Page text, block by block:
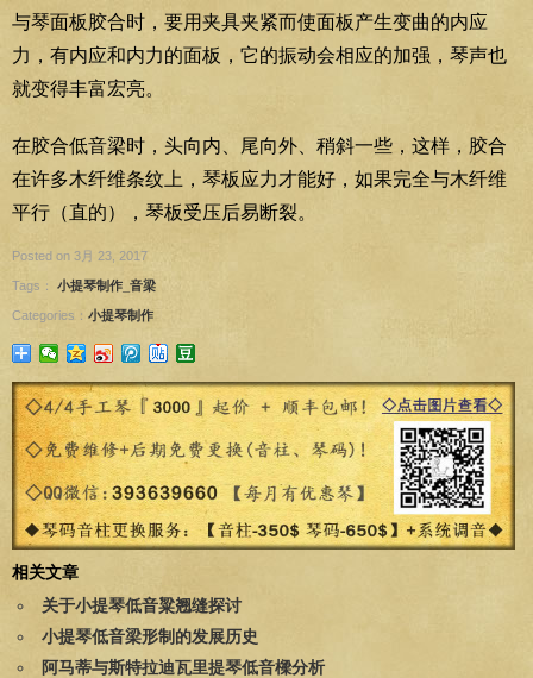
与琴面板胶合时，要用夹具夹紧而使面板产生变曲的内应
力，有内应和内力的面板，它的振动会相应的加强，琴声也
就变得丰富宏亮。
在胶合低音梁时，头向内、尾向外、稍斜一些，这样，胶合
在许多木纤维条纹上，琴板应力才能好，如果完全与木纤维
平行（直的），琴板受压后易断裂。
Posted on 3月 23, 2017
Tags： 小提琴制作_音梁
Categories： 小提琴制作
相关文章
关于小提琴低音粱翘缝探讨
小提琴低音梁形制的发展历史
阿马蒂与斯特拉迪瓦里提琴低音樑分析